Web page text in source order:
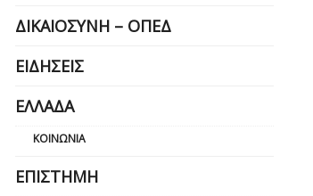
ΔΙΚΑΙΟΣΎΝΗ – ΟΠΕΔ
ΕΙΔΉΣΕΙΣ
ΕΛΛΆΔΑ
ΚΟΙΝΩΝΊΑ
ΕΠΙΣΤΉΜΗ